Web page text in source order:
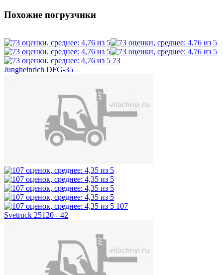
Похожие погрузчики
73
Jungheinrich DFG-35
107
Svetruck 25120 - 42